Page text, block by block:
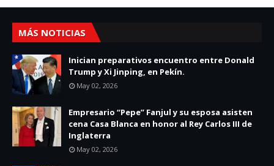
MÁS NOTICIAS
Inician preparativos encuentro entre Donald
Trump y Xi Jinping, en Pekín.
May 02, 2026
Empresario “Pepe” Fanjul y su esposa asisten
cena Casa Blanca en honor al Rey Carlos III de
Inglaterra
May 02, 2026